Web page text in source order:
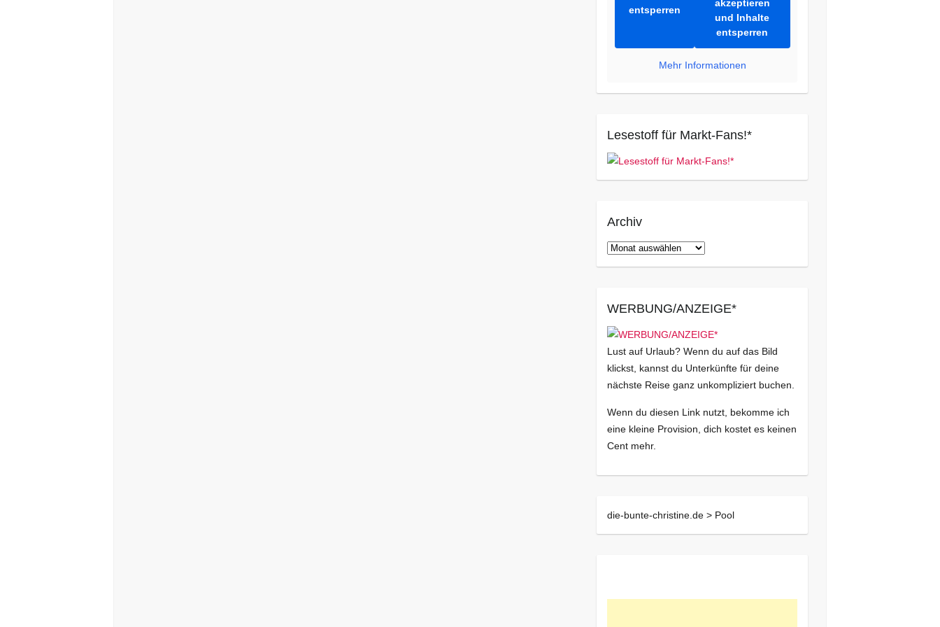
entsperren
akzeptieren
und Inhalte
entsperren
Mehr Informationen
Lesestoff für Markt-Fans!*
Archiv
Archiv
WERBUNG/ANZEIGE*
Lust auf Urlaub? Wenn du auf das Bild
klickst, kannst du Unterkünfte für deine
nächste Reise ganz unkompliziert buchen.
Wenn du diesen Link nutzt, bekomme ich
eine kleine Provision, dich kostet es keinen
Cent mehr.
die-bunte-christine.de > Pool